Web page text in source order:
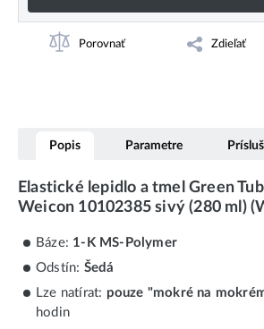
Porovnať Zdieľať
Popis Parametre
Elastické lepidlo a tmel Green
Weicon 10102385 sivý (280 ml)
Báze: 1-K MS-Polymer
Odstín: Šedá
Lze natírat: pouze "mokré na
hodin